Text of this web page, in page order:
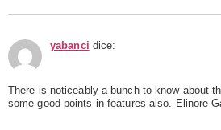
yabanci dice:
There is noticeably a bunch to know about
some good points in features also. Elinore